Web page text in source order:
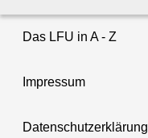
Das LFU in A - Z
Impressum
Datenschutzerklärung